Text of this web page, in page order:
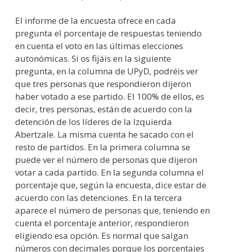
El informe de la encuesta ofrece en cada
pregunta el porcentaje de respuestas teniendo
en cuenta el voto en las últimas elecciones
autonómicas. Si os fijáis en la siguiente
pregunta, en la columna de UPyD, podréis ver
que tres personas que respondieron dijeron
haber votado a ese partido. El 100% de ellos, es
decir, tres personas, están de acuerdo con la
detención de los líderes de la Izquierda
Abertzale. La misma cuenta he sacado con el
resto de partidos. En la primera columna se
puede ver el número de personas que dijeron
votar a cada partido. En la segunda columna el
porcentaje que, según la encuesta, dice estar de
acuerdo con las detenciones. En la tercera
aparece el número de personas que, teniendo en
cuenta el porcentaje anterior, respondieron
eligiendo esa opción. Es normal que salgan
números con decimales porque los porcentajes